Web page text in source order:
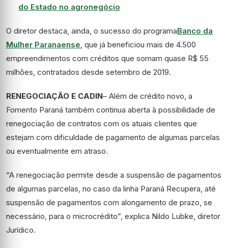
do Estado no agronegócio
O diretor destaca, ainda, o sucesso do programaBanco da
Mulher Paranaense, que já beneficiou mais de 4.500
empreendimentos com créditos que somam quase R$ 55
milhões, contratados desde setembro de 2019.
RENEGOCIAÇÃO E CADIN– Além de crédito novo, a
Fomento Paraná também continua aberta à possibilidade de
renegociação de contratos com os atuais clientes que
estejam com dificuldade de pagamento de algumas parcelas
ou eventualmente em atraso.
“A renegociação permite desde a suspensão de pagamentos
de algumas parcelas, no caso da linha Paraná Recupera, até
suspensão de pagamentos com alongamento de prazo, se
necessário, para o microcrédito”, explica Nildo Lubke, diretor
Jurídico.